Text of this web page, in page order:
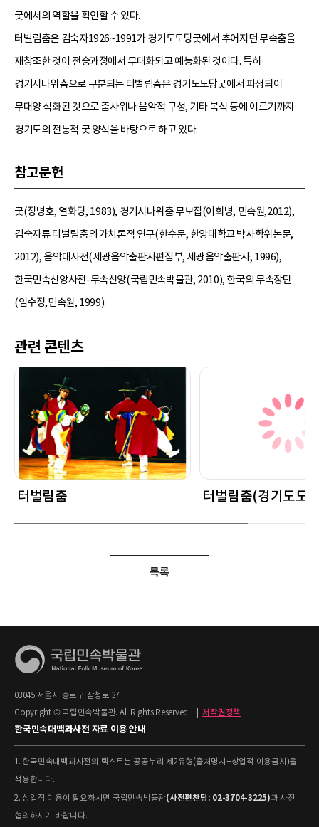
굿에서의 역할을 확인할 수 있다.
터벌림춤은 김숙자1926~1991가 경기도도당굿에서 추어지던 무속춤을
재창조한 것이 전승과정에서 무대화되고 예능화된 것이다. 특히
경기시나위춤으로 구분되는 터벌림춤은 경기도도당굿에서 파생되어
무대양 식화된 것으로 춤사위나 음악적 구성, 기타 복식 등에 이르기까지
경기도의 전통적 굿 양식을 바탕으로 하고 있다.
참고문헌
굿(정병호, 열화당, 1983), 경기시나위춤 무보집(이희병, 민속원,2012),
김숙자류 터벌림춤의 가치론적 연구(한수문, 한양대학교 박사학위논문,
2012), 음악대사전(세광음악출판사편집부, 세광음악출판사, 1996),
한국민속신앙사전-무속신앙(국립민속박물관, 2010), 한국의 무속장단
(임수정,민속원, 1999).
관련 콘텐츠
터벌림춤 터벌림춤(경기도도
목록
03045 서울시 종로구 삼청로 37
Copyright © 국립민속박물관. All Rights Reserved.
저작권정책
한국민속대백과사전 자료 이용 안내
1. 한국민속대백과사전의 텍스트는 공공누리 제2유형(출처명시+상업적 이용금지)을
적용합니다.
2. 상업적 이용이 필요하시면 국립민속박물관(사전편찬팀: 02-3704-3225)과 사전
협의하시기 바랍니다.